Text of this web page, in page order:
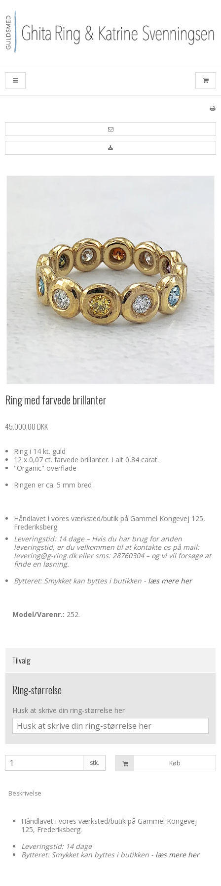
Ring med farvede brillanter
45.000,00 DKK
Ring i 14 kt. guld
12 x 0,07 ct. farvede brillanter. I alt 0,84 carat.
"Organic" overflade
Ringen er ca. 5 mm bred
Håndlavet i vores værksted/butik på Gammel Kongevej 125,
Frederiksberg.
Leveringstid: 14 dage – Hvis du har brug for anden
leveringstid, er du velkommen til at kontakte os på mail:
levering@g-ring.dk eller sms: 28760304 – og vi vil forsøge at
finde en løsning.
Bytteret: Smykket kan byttes i butikken - læs mere her
Model/Varenr.: 252.
Tilvalg
Ring-størrelse
Husk at skrive din ring-størrelse her
stk. Køb
Beskrivelse
Håndlavet i vores værksted/butik på Gammel Kongevej
125, Frederiksberg.
Leveringstid: 14 dage
Bytteret: Smykket kan byttes i butikken - læs mere her